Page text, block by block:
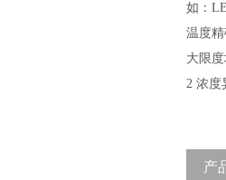
如：
温度
大限
2 浓度
产